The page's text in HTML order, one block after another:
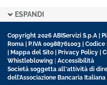
ESPANDI
Copyright 2026 ABIServizi S.p.A |
Roma | P.IVA 00988761003 | Codice
Mappa del Sito Privacy Policy
Whistleblowing
Accessibilità
Società soggetta all'attività di
dell’Associazione Bancaria